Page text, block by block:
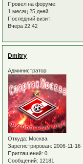
Провел на форуме:
1 месяц 25 дней
Последний визит:
Вчера 22:42
Dmitry
Администратор
Откуда: Москва
Зарегистрирован: 2006-11-16
Приглашений: 0
Сообщений: 12181